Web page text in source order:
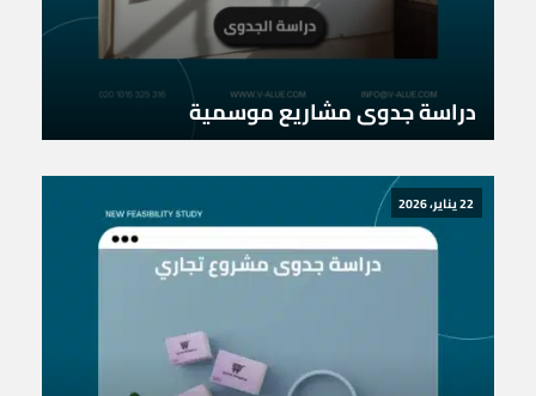
دراسة جدوى مشاريع موسمية
22 يناير، 2026